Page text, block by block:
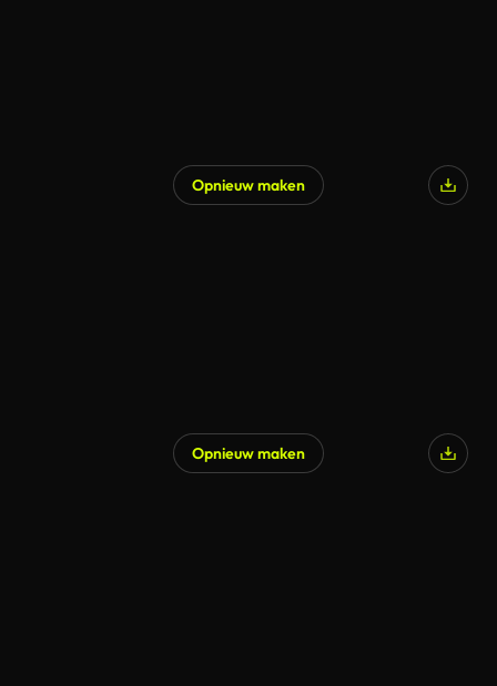
Opnieuw maken
Opnieuw maken